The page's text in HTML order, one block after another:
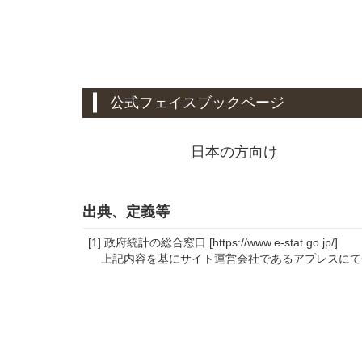
公式フェイスブックページ
日本の方向け
出典、定義等
[1] 政府統計の総合窓口 [https://www.e-stat.go.jp/]
上記内容を基にサイト運営会社であるアプレスに